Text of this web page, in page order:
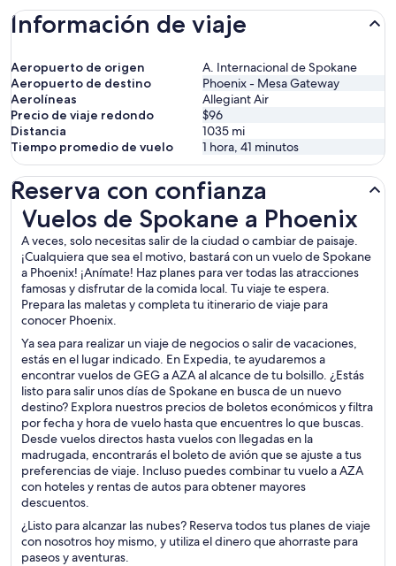
Información de viaje
Aeropuerto de origen
A. Internacional de Spokane
Aeropuerto de destino
Phoenix - Mesa Gateway
Aerolíneas
Allegiant Air
Precio de viaje redondo
$96
Distancia
1035 mi
Tiempo promedio de vuelo
1 hora, 41 minutos
Reserva con confianza
Vuelos de Spokane a Phoenix
A veces, solo necesitas salir de la ciudad o cambiar de paisaje.
¡Cualquiera que sea el motivo, bastará con un vuelo de Spokane
a Phoenix! ¡Anímate! Haz planes para ver todas las atracciones
famosas y disfrutar de la comida local. Tu viaje te espera.
Prepara las maletas y completa tu itinerario de viaje para
conocer Phoenix.
Ya sea para realizar un viaje de negocios o salir de vacaciones,
estás en el lugar indicado. En Expedia, te ayudaremos a
encontrar vuelos de GEG a AZA al alcance de tu bolsillo. ¿Estás
listo para salir unos días de Spokane en busca de un nuevo
destino? Explora nuestros precios de boletos económicos y filtra
por fecha y hora de vuelo hasta que encuentres lo que buscas.
Desde vuelos directos hasta vuelos con llegadas en la
madrugada, encontrarás el boleto de avión que se ajuste a tus
preferencias de viaje. Incluso puedes combinar tu vuelo a AZA
con hoteles y rentas de autos para obtener mayores
descuentos.
¿Listo para alcanzar las nubes? Reserva todos tus planes de viaje
con nosotros hoy mismo, y utiliza el dinero que ahorraste para
paseos y aventuras.
Vuelos de Spokane a Phoenix